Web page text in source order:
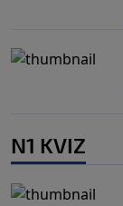
N1 KVIZ